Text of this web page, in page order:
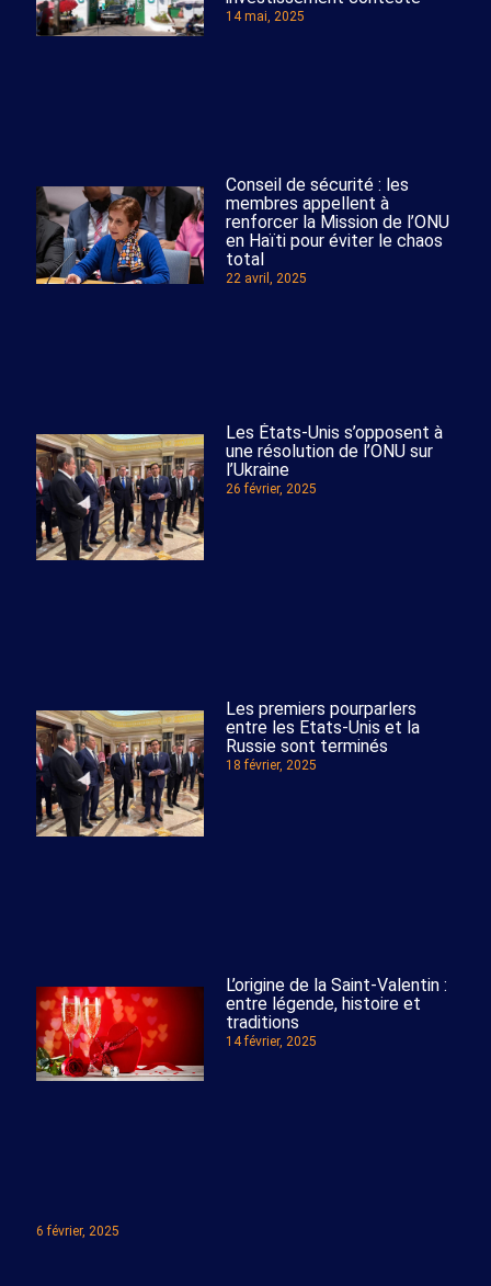
14 mai, 2025
Conseil de sécurité : les
membres appellent à
renforcer la Mission de l’ONU
en Haïti pour éviter le chaos
total
22 avril, 2025
Les États-Unis s’opposent à
une résolution de l’ONU sur
l’Ukraine
26 février, 2025
Les premiers pourparlers
entre les Etats-Unis et la
Russie sont terminés
18 février, 2025
L’origine de la Saint-Valentin :
entre légende, histoire et
traditions
14 février, 2025
6 février, 2025